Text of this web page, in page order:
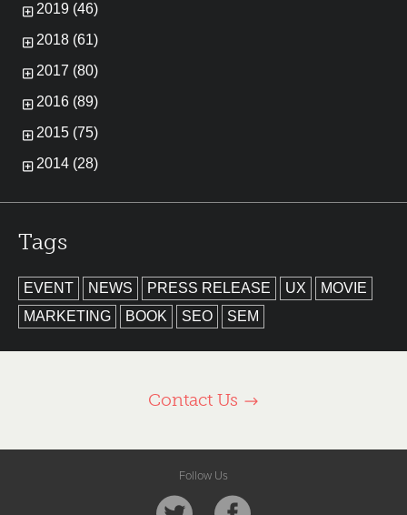
2019 (46)
2018 (61)
2017 (80)
2016 (89)
2015 (75)
2014 (28)
Tags
EVENT NEWS PRESS RELEASE UX
MOVIE
MARKETING
BOOK SEO SEM
Contact Us
Follow Us